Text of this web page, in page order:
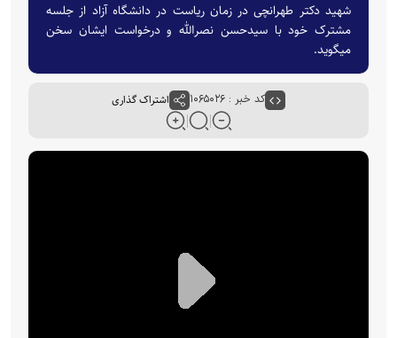
شهید دکتر طهرانچی در زمان ریاست در دانشگاه آزاد از جلسه
مشترک خود با سیدحسن نصرالله و درخواست ایشان سخن
میگوید.
کد خبر : ۱۰۶۵۰۲۶ اشتراک گذاری
P